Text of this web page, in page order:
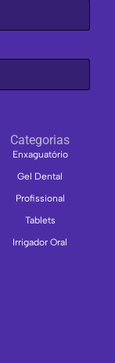
Categorias
Enxaguatório
Gel Dental
Profissional
Tablets
Irrigador Oral